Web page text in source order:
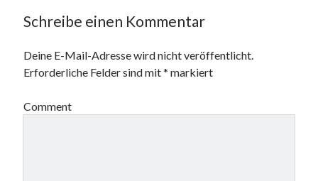
Schreibe einen Kommentar
Deine E-Mail-Adresse wird nicht veröffentlicht.
Erforderliche Felder sind mit* markiert
Comment